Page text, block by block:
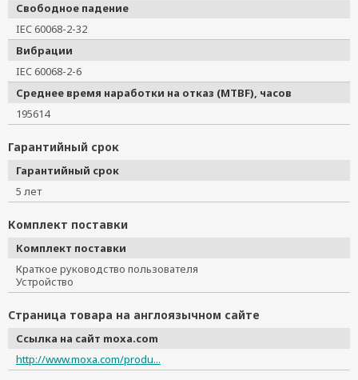
Свободное падение
IEC 60068-2-32
Вибрации
IEC 60068-2-6
Среднее время наработки на отказ (MTBF), часов
195614
Гарантийный срок
Гарантийный срок
5 лет
Комплект поставки
Комплект поставки
Краткое руководство пользователя
Устройство
Страница товара на англоязычном сайте
Ссылка на сайт moxa.com
http://www.moxa.com/produ...